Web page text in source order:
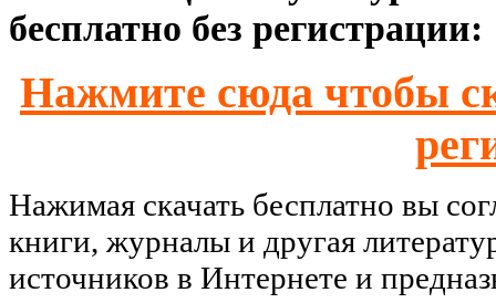
бесплатно без регистрации:
Нажмите сюда чтобы
Нажимая скачать бесплатно вы
книги, журналы и другая
источников в Интернете и